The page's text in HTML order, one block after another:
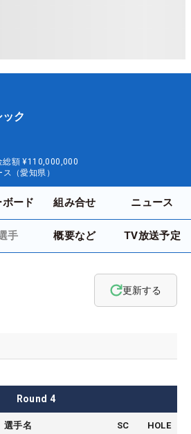
ク
総額 ¥110,000,000
（愛知県）
ボード 組み合せ ニュース
手 概要など TV放送予定
更新する
Round 4
選手名 SC HOLE